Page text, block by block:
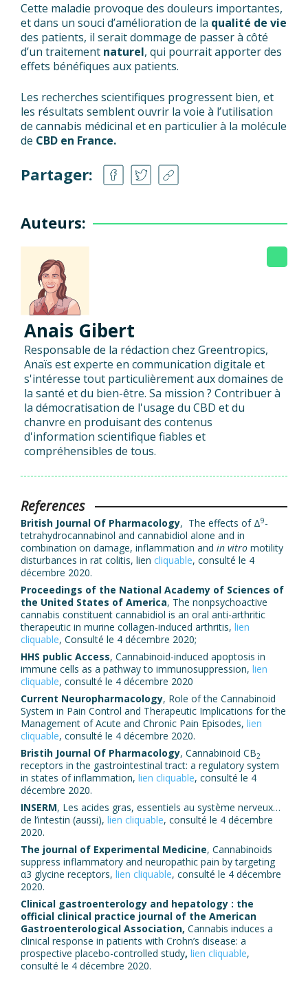
Cette maladie provoque des douleurs importantes,
et dans un souci d’amélioration de la qualité de vie
des patients, il serait dommage de passer à côté
d’un traitement naturel, qui pourrait apporter des
effets bénéfiques aux patients.
Les recherches scientifiques progressent bien, et
les résultats semblent ouvrir la voie à l’utilisation
de cannabis médicinal et en particulier à la molécule
de CBD en France.
Partager:
Auteurs:
Anais Gibert
Responsable de la rédaction chez Greentropics,
Anaïs est experte en communication digitale et
s'intéresse tout particulièrement aux domaines de
la santé et du bien-être. Sa mission ? Contribuer à
la démocratisation de l'usage du CBD et du
chanvre en produisant des contenus
d'information scientifique fiables et
compréhensibles de tous.
References
British Journal Of Pharmacology, The effects of Δ9-
tetrahydrocannabinol and cannabidiol alone and in
combination on damage, inflammation and in vitro motility
disturbances in rat colitis, lien cliquable, consulté le 4
décembre 2020.
Proceedings of the National Academy of Sciences of
the United States of America, The nonpsychoactive
cannabis constituent cannabidiol is an oral anti-arthritic
therapeutic in murine collagen-induced arthritis, lien
cliquable, Consulté le 4 décembre 2020;
HHS public Access, Cannabinoid-induced apoptosis in
immune cells as a pathway to immunosuppression, lien
cliquable, consulté le 4 décembre 2020
Current Neuropharmacology, Role of the Cannabinoid
System in Pain Control and Therapeutic Implications for the
Management of Acute and Chronic Pain Episodes, lien
cliquable, consulté le 4 décembre 2020.
Bristih Journal Of Pharmacology, Cannabinoid CB2
receptors in the gastrointestinal tract: a regulatory system
in states of inflammation, lien cliquable, consulté le 4
décembre 2020.
INSERM, Les acides gras, essentiels au système nerveux…
de l’intestin (aussi), lien cliquable, consulté le 4 décembre
2020.
The journal of Experimental Medicine, Cannabinoids
suppress inflammatory and neuropathic pain by targeting
α3 glycine receptors, lien cliquable, consulté le 4 décembre
2020.
Clinical gastroenterology and hepatology : the
official clinical practice journal of the American
Gastroenterological Association, Cannabis induces a
clinical response in patients with Crohn’s disease: a
prospective placebo-controlled study, lien cliquable,
consulté le 4 décembre 2020.